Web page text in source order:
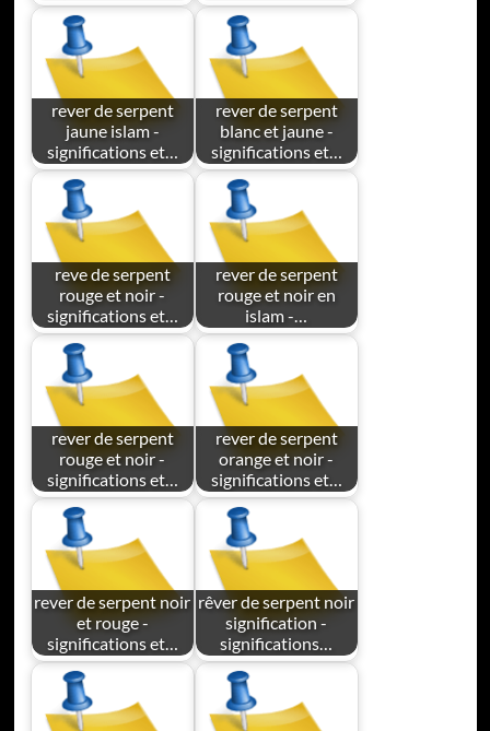
rever de serpent
jaune islam -
significations et…
rever de serpent
blanc et jaune -
significations et…
reve de serpent
rouge et noir -
significations et…
rever de serpent
rouge et noir en
islam -…
rever de serpent
rouge et noir -
significations et…
rever de serpent
orange et noir -
significations et…
rever de serpent noir
et rouge -
significations et…
rêver de serpent noir
signification -
significations…